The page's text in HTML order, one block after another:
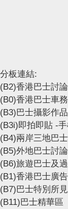
分板連結:
(B2)香港巴士討論
(B0)香港巴士車
(B3)巴士攝影作
(B3i)即拍即貼 -
(B4)兩岸三地巴
(B5)外地巴士討論
(B6)旅遊巴士及
(B1)香港巴士廣
(B7)巴士特別所見
(B11)巴士精華區